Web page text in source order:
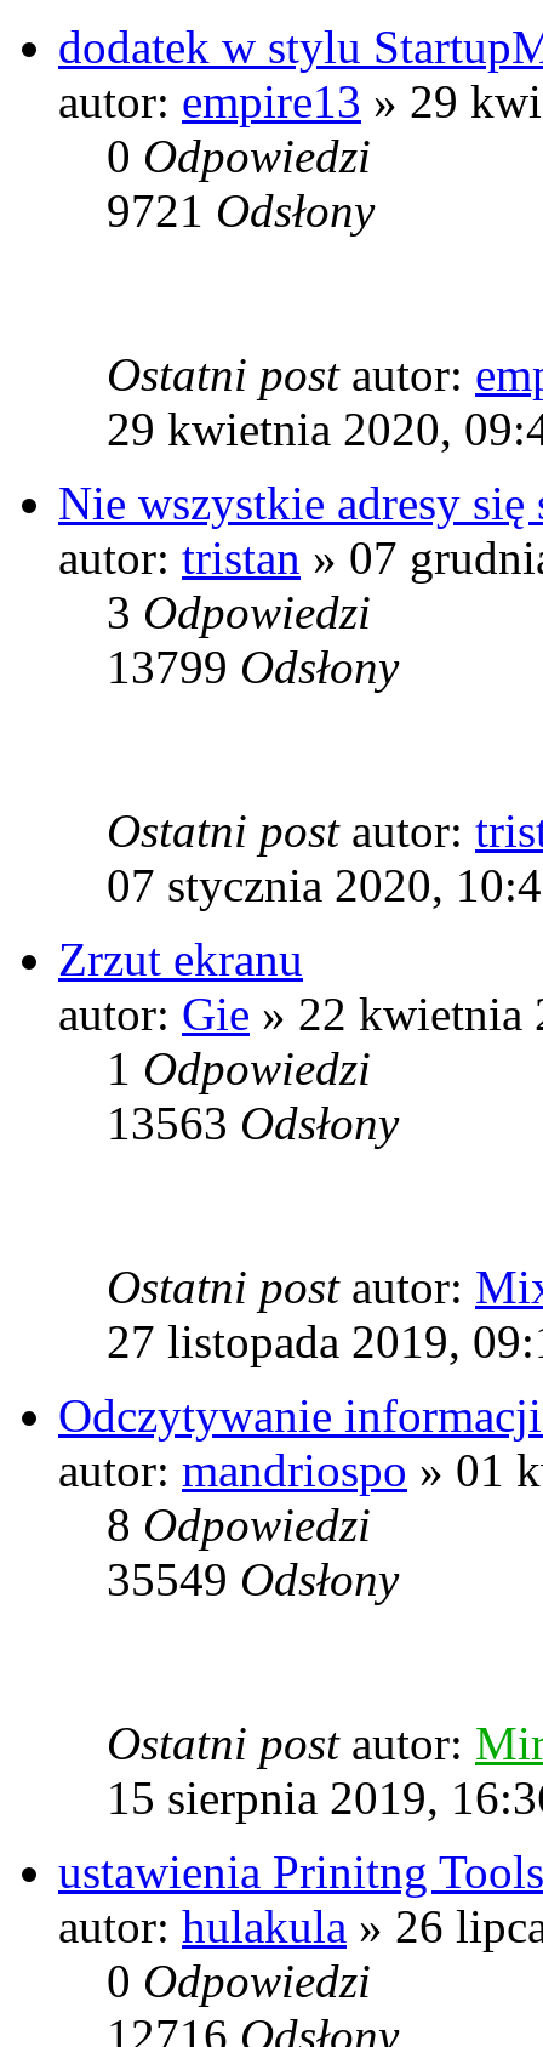
dodatek w stylu
autor: empire13 » 29
0 Odpowiedzi
9721 Odsłony
Ostatni post autor:
29 kwietnia 2020,
Nie wszystkie adresy
autor: tristan » 07
3 Odpowiedzi
13799 Odsłony
Ostatni post autor:
07 stycznia 2020,
Zrzut ekranu
autor: Gie » 22 kwietnia
1 Odpowiedzi
13563 Odsłony
Ostatni post autor:
27 listopada 2019,
Odczytywanie
autor: mandriospo » 01
8 Odpowiedzi
35549 Odsłony
Ostatni post autor:
15 sierpnia 2019,
ustawienia Prinitng
autor: hulakula » 26
0 Odpowiedzi
12716 Odsłony